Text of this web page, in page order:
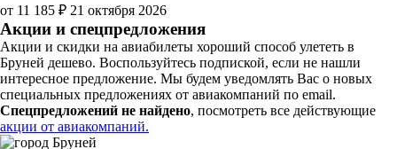
от 11 185 ₽ 21 октября 2026
Акции и спецпредложения
Акции и скидки на авиабилеты хороший способ улететь в
Бруней дешево. Воспользуйтесь подпиской, если не нашли
интересное предложение. Мы будем уведомлять Вас о новых
специальных предложениях от авиакомпаний по email.
Спецпредложений не найдено, посмотреть все действующие
акции от авиакомпаний.